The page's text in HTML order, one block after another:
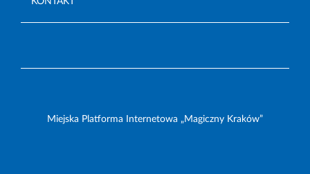
Miejska Platforma Internetowa „Magiczny Kraków”